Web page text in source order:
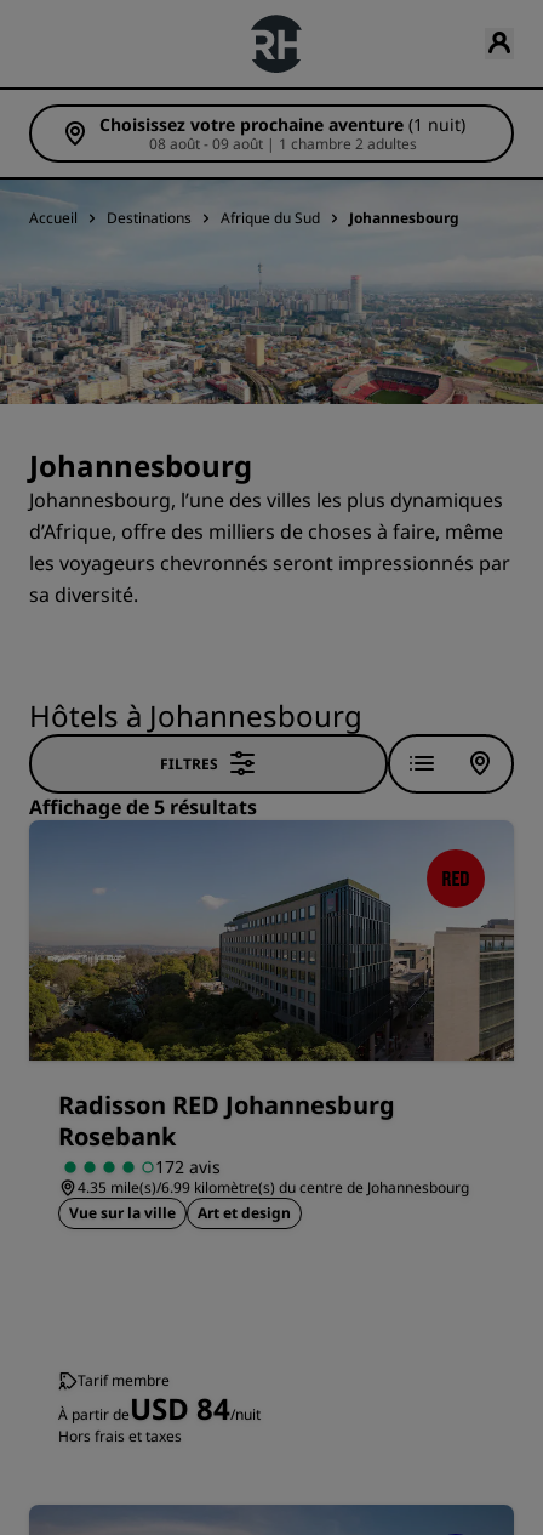
Choisissez votre prochaine aventure (1 nuit)
08 août - 09 août | 1 chambre 2 adultes
Accueil Destinations Afrique du Sud Johannesbourg
Johannesbourg
Johannesbourg, l’une des villes les plus dynamiques
d’Afrique, offre des milliers de choses à faire, même
les voyageurs chevronnés seront impressionnés par
sa diversité.
Hôtels à Johannesbourg
FILTRES
Affichage de 5 résultats
Radisson RED Johannesburg
Rosebank
172 avis
4.35 mile(s)/6.99 kilomètre(s) du centre de Johannesbourg
Vue sur la ville
Art et design
Tarif membre
À partir deUSD 84/nuit
Hors frais et taxes